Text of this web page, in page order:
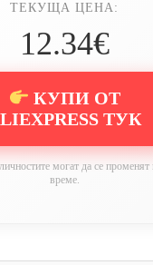
ТЕКУЩА ЦЕНА:
12.34€
КУПИ ОТ
ТУК
могат да се променят
време.